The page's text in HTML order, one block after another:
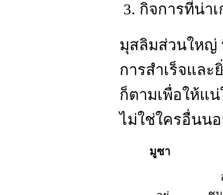
กิจการที่น่า
มุสลิมส่วนใหญ่
การสำเร็จแล
ก็ตามเพื่อให้แ
ไม่ใช่ใครอื่นน
มูซา